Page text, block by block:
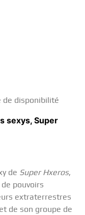
de disponibilité
sexys, Super
de Super Hxeros,
pouvoirs
extraterrestres
de son groupe de